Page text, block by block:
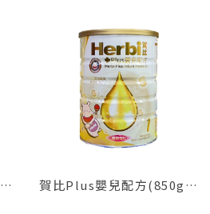
★8月賀比OPO Plus幼兒成長配方奶粉850g【單罐現折$50 *商品價格已折) 賀比Plus嬰兒配方(850gX6罐)